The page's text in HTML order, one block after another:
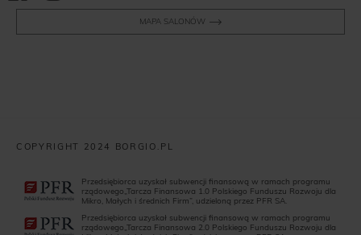
MAPA SALONÓW
COPYRIGHT 2024 BORGIO.PL
Przedsiębiorca uzyskał subwencji finansową w ramach programu
rządowego„Tarcza Finansowa 1.0 Polskiego Funduszu Rozwoju dla
Mikro, Małych i średnich Firm”, udzieloną przez PFR SA.
Przedsiębiorca uzyskał subwencji finansową w ramach programu
rządowego„Tarcza Finansowa 2.0 Polskiego Funduszu Rozwoju dla